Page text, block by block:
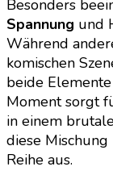
Besonders
Spannung und
Während
komischen
beide
Moment sorgt
in einem
diese
Reihe aus.